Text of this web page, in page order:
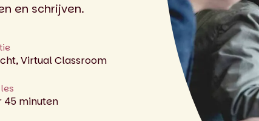
en schrijven.
Virtual Classroom
45 minuten